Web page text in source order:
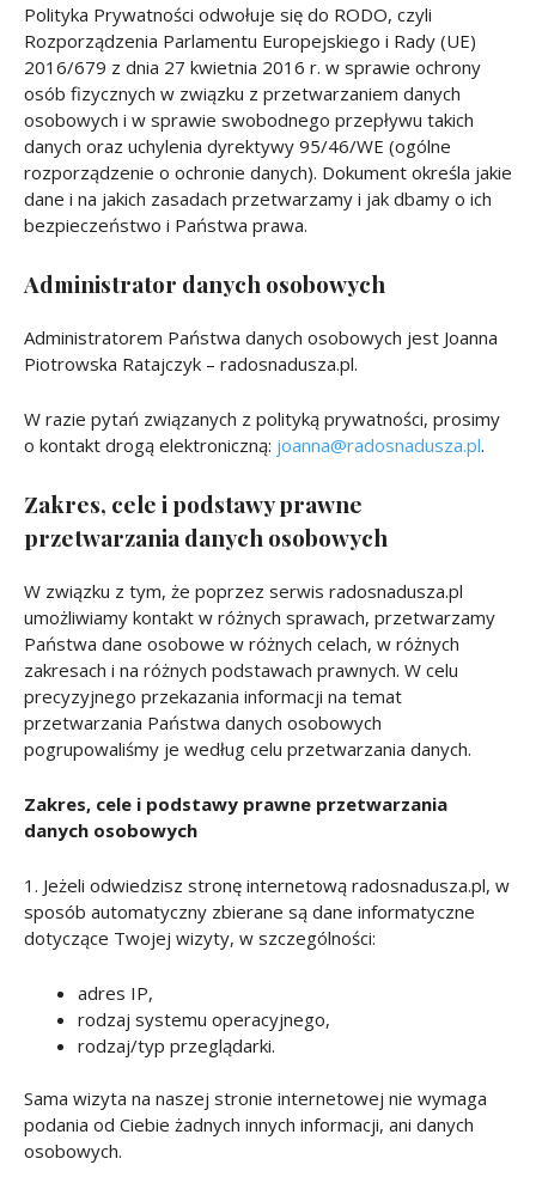
Polityka Prywatności odwołuje się do RODO, czyli
Rozporządzenia Parlamentu Europejskiego i Rady (UE)
2016/679 z dnia 27 kwietnia 2016 r. w sprawie ochrony
osób fizycznych w związku z przetwarzaniem danych
osobowych i w sprawie swobodnego przepływu takich
danych oraz uchylenia dyrektywy 95/46/WE (ogólne
rozporządzenie o ochronie danych). Dokument określa jakie
dane i na jakich zasadach przetwarzamy i jak dbamy o ich
bezpieczeństwo i Państwa prawa.
Administrator danych osobowych
Administratorem Państwa danych osobowych jest Joanna
Piotrowska Ratajczyk – radosnadusza.pl.
W razie pytań związanych z polityką prywatności, prosimy
o kontakt drogą elektroniczną: joanna@radosnadusza.pl.
Zakres, cele i podstawy prawne
przetwarzania danych osobowych
W związku z tym, że poprzez serwis radosnadusza.pl
umożliwiamy kontakt w różnych sprawach, przetwarzamy
Państwa dane osobowe w różnych celach, w różnych
zakresach i na różnych podstawach prawnych. W celu
precyzyjnego przekazania informacji na temat
przetwarzania Państwa danych osobowych
pogrupowaliśmy je według celu przetwarzania danych.
Zakres, cele i podstawy prawne przetwarzania
danych osobowych
1. Jeżeli odwiedzisz stronę internetową radosnadusza.pl, w
sposób automatyczny zbierane są dane informatyczne
dotyczące Twojej wizyty, w szczególności:
adres IP,
rodzaj systemu operacyjnego,
rodzaj/typ przeglądarki.
Sama wizyta na naszej stronie internetowej nie wymaga
podania od Ciebie żadnych innych informacji, ani danych
osobowych.